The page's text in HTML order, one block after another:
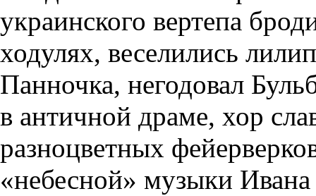
украинского вертепа
ходулях, веселились
Панночка, негодовал
в античной драме, хор
разноцветных
«небесной» музыки